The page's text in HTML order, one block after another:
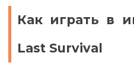
Как играть в
Last Survival